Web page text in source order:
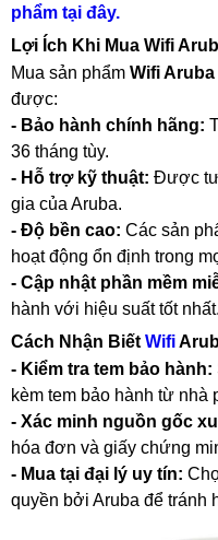
Deceptive-Bytes-vs-Morphisec
Deceptive-Bytes-vs-Palo-Alto
Deceptive-Bytes-vs-Panda
Deceptive-Bytes-vs-
Camera
EZVIZ
KBVision
IMOU
HIKvision
DAHUA
Đầu Thu KBVison
Đầu Thu IMOU
Đầu Thu HIKvison
Đầu Thu Dahua
Cáp Mạng
COMMSCOPE/AMP
Norden
Cáp mạng HIKvision
KADITA
Thẻ nhớ
Thẻ Nhớ SanDisk
Thẻ Nhớ Hikvision
phẩm tại đây.
Lợi Ích Khi Mua Wifi
Mua sản phẩm Wifi
được:
- Bảo hành chính hãng:
36 tháng tùy.
- Hỗ trợ kỹ thuật: Được tư
gia của Aruba.
- Độ bền cao: Các sản
hoạt động ổn định trong
- Cập nhật phần mềm
hành với hiệu suất tốt nhất.
Cách Nhận Biết Wifi
- Kiểm tra tem bảo hành:
kèm tem bảo hành từ nhà
- Xác minh nguồn gốc
hóa đơn và giấy chứng
- Mua tại đại lý uy tín:
quyền bởi Aruba để tránh